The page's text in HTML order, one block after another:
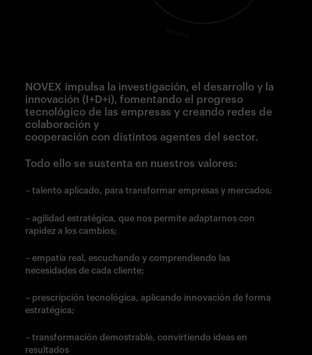
NOVEX impulsa la investigación, el desarrollo y la
innovación (I+D+i), fomentando el progreso
tecnológico de las empresas y creando redes de
colaboración y
cooperación con distintos agentes del sector.
Todo ello se sustenta en nuestros valores:
– talento aplicado, para transformar empresas y mercados;
– agilidad estratégica, que nos permite adaptarnos con
rapidez a los cambios;
– empatía real, escuchando y comprendiendo las
necesidades de cada cliente;
– prescripción tecnológica, aplicando innovación de forma
estratégica;
–transformación demostrable, convirtiendo ideas en
resultados